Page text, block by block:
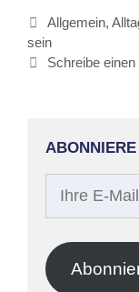
Kategorien
Allgemein,
sein
Schreibe
Adresse